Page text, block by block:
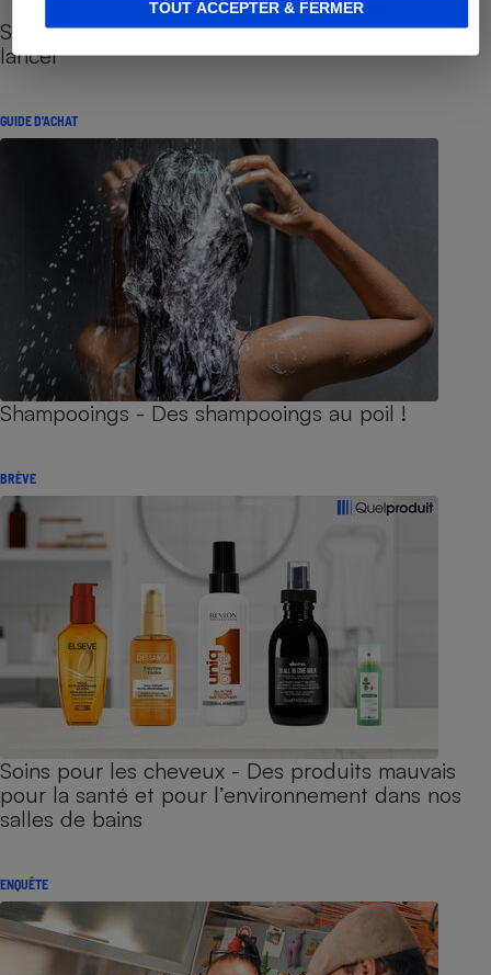
TOUT ACCEPTER & FERMER
Sites de rencontres - Nos conseils pour vous
lancer
GUIDE D'ACHAT
Shampooings - Des shampooings au poil !
BRÈVE
Soins pour les cheveux - Des produits mauvais
pour la santé et pour l’environnement dans nos
salles de bains
ENQUÊTE